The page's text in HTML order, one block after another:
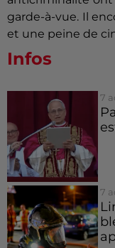
garde-à-vue. Il
et une peine de
Infos
7
7